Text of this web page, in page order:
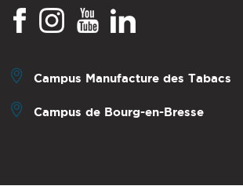
Campus Manufacture des Tabacs
Campus de Bourg-en-Bresse